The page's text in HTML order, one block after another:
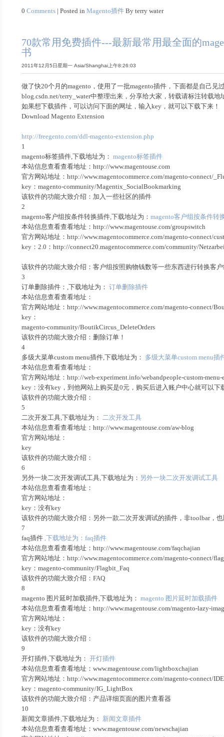
0Comments | Posted inMagento插件 By terry water
70款常用免费插件---最新最常用最全面的
书
2011年12月5日星期一 Asia/Shanghai上午8:26:03
做了快20个月的magento，使用了一批magento插件，下面都是自己
blog.csdn.net/terry_water中整理出来，分享给大家，转载请标注转载地
如果想下载插件，可以访问下面的网址，输入key，就可以下载下来！
Download Magento Extension
http://freegento.com/ddl-magento-extension.php
1
magento标签插件,下载地址为： magento标签插件
本站信息查看查看地址：http://www.magentouse.com
官方网站地址：http://www.magentocommerce.com/magento-connect/
key：magento-community/Magentix_SocialBookmarking
该软件的功能大致介绍：加入一些社区的插件
2
magento客户组按条件转换插件,下载地址为：magento客户组按条件转
本站信息查看查看地址：http://www.magentouse.com/groupswitch
官方网站地址：http://www.magentocommerce.com/magento-connect/
key：2.0：http://connect20.magentocommerce.com/community/
该软件的功能大致介绍：客户组按照购物钱数等一些东西进行转换客
3
订单删除插件：,下载地址为： 订单删除插件
本站信息查看查看地址：
官方网站地址：http://www.magentocommerce.com/magento-connect/
key：
magento-community/BoutikCircus_DeleteOrders
该软件的功能大致介绍：删除订单！
4
多级大菜单custom menu插件,下载地址为： 多级大菜单custom menu插
本站信息查看查看地址：
官方网站地址：http://web-experiment.info/webandpeople-custom-
key：没有key，到他网站上购买是0元，购买后进入账户中心就可以下
该软件的功能大致介绍：
5
二次开发工具,下载地址为： 二次开发工具
本站信息查看查看地址：http://www.magentouse.com/aw-blog
官方网站地址：
key
该软件的功能大致介绍：
6
另外一块二次开发调试工具,下载地址为： 另外一块二次开发调试工具
本站信息查看查看地址：
官方网站地址：
key：没有key
该软件的功能大致介绍：另外一款二次开发调试的插件，非toolbar，
7
faq插件 ,下载地址为：faq插件
本站信息查看查看地址：http://www.magentouse.com/faqchajian
官方网站地址：http://www.magentocommerce.com/magento-connect/
key：magento-community/Flagbit_Faq
该软件的功能大致介绍：FAQ
8
magento 图片延时加载插件,下载地址为：magento 图片延时加载插件
本站信息查看查看地址：http://www.magentouse.com/magento-lazy-
官方网站地址：
key：没有key
该软件的功能大致介绍：
9
开灯插件,下载地址为： 开灯插件
本站信息查看查看地址：www.magentouse.com/lightboxchajian
官方网站地址：http://www.magentocommerce.com/magento-connect/
key：magento-community/IG_LightBox
该软件的功能大致介绍：产品详细页面的图片查看器
10
新闻文章插件,下载地址为： 新闻文章插件
本站信息查看查看地址：www.magentouse.com/newschajian